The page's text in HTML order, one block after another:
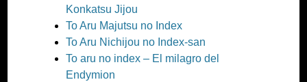
Konkatsu Jijou
To Aru Majutsu no Index
To Aru Nichijou no Index-san
To aru no index – El milagro del
Endymion